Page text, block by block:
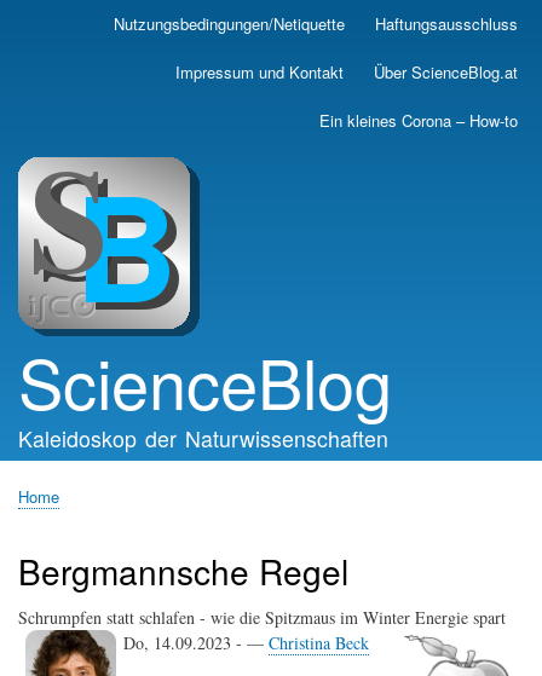
Skip
main
Nutzungsbedingungen/Netiquette Haftungsausschluss
Impressum und Kontakt Über ScienceBlog.at
Ein kleines Corona – How-to
ScienceBlog
Kaleidoskop der Naturwissenschaften
Home
Bergmannsche Regel
Schrumpfen statt schlafen - wie die Spitzmaus im Winter Energie spart
Do, 14.09.2023 - — Christina Beck